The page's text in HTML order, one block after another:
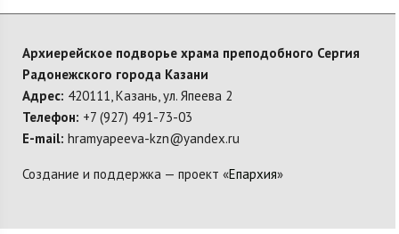
Архиерейское подворье храма преподобного Сергия
Радонежского города Казани
Адрес: 420111, Казань, ул. Япеева 2
Телефон: +7 (927) 491-73-03
E-mail: hramyapeeva-kzn@yandex.ru
Создание и поддержка — проект «Епархия»